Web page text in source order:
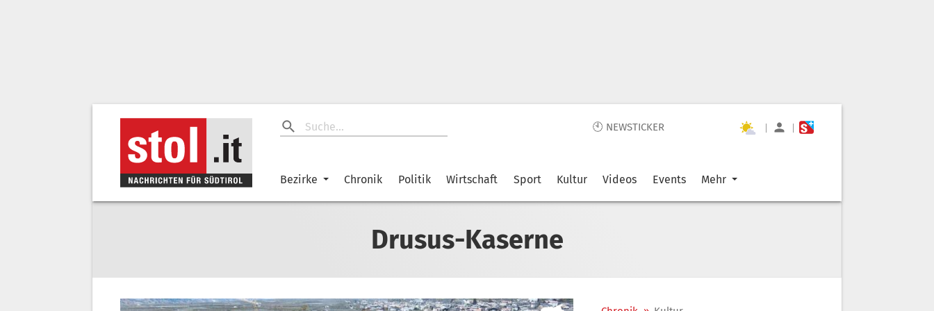
🕙 NEWSTICKER | |
Bezirke Chronik Politik Wirtschaft Sport Kultur Videos Events Mehr
Drusus-Kaserne